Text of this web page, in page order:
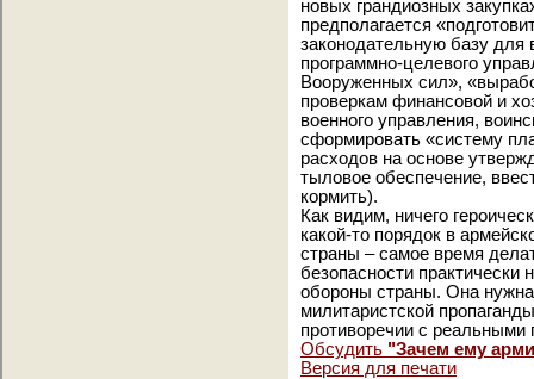
новых грандиозных
предполагается
законодательную базу
программно-целевого
Вооруженных сил»,
проверкам финансовой и
военного управления,
сформировать «систему
расходов на основе
тыловое обеспечение,
кормить).
Как видим, ничего
какой-то порядок в
страны – самое время
безопасности
обороны страны. Она
милитаристской
противоречии с
Обсудить "Зачем ему
Версия для печати